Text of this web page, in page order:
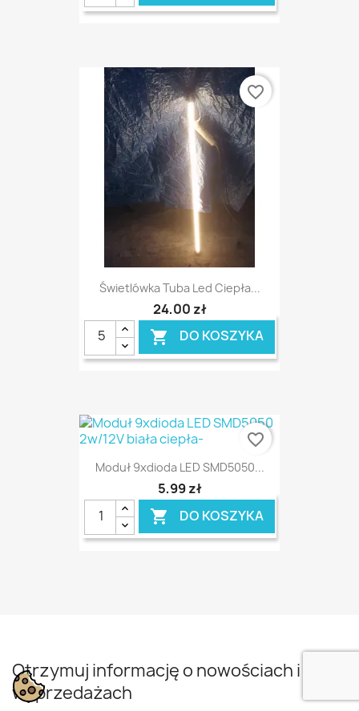
Świetlówka Tuba Led Ciepła...
24,00 zł
 DO KOSZYKA
favorite_border
Moduł 9xdioda LED SMD5050...
5,99 zł
 DO KOSZYKA
favorite_border
Otrzymuj informację o nowościach i
wyprzedażach